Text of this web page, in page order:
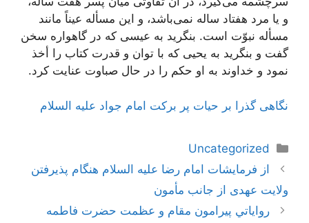
و يا مرد هفتاد ساله نمى‌باشد، و اين مسأله عيناً مانند
مسأله نبوّت است. بنگريد به عيسى كه در گاهواره سخن
گفت و بنگريد به يحيى كه با توان و قدرت كتاب را أخذ
نمود و خداوند به او حكم را در حال صباوت عنايت كرد.
نگاهی گذرا بر حیات پر برکت امام جواد علیه السلام
دسته‌ها
Uncategorized
ناوبری
نوشته‌ها
از فرمایشات امام رضا علیه السلام هنگام پذیرفتن
ولایت عهدی از جانب مأمون
رواياتي پيرامون مقام و عظمت حضرت فاطمه